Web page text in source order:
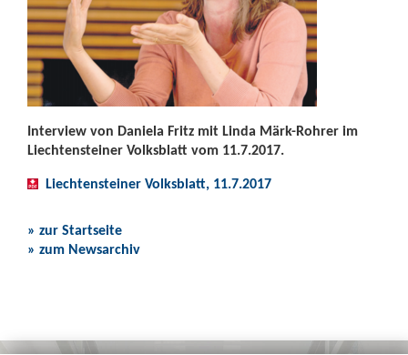
Interview von Daniela Fritz mit Linda Märk-Rohrer im
Liechtensteiner Volksblatt vom 11.7.2017.
Liechtensteiner Volksblatt, 11.7.2017
» zur Startseite
» zum Newsarchiv